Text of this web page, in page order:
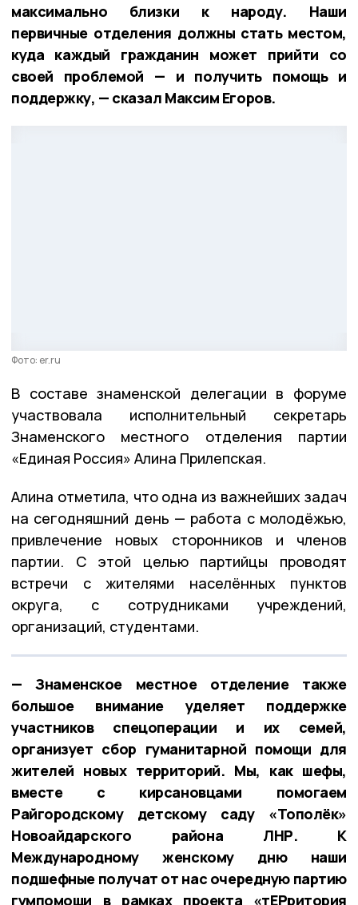
максимально близки к народу. Наши
первичные отделения должны стать местом,
куда каждый гражданин может прийти со
своей проблемой — и получить помощь и
поддержку, — сказал Максим Егоров.
Фото: er.ru
В составе знаменской делегации в форуме
участвовала исполнительный секретарь
Знаменского местного отделения партии
«Единая Россия» Алина Прилепская.
Алина отметила, что одна из важнейших задач
на сегодняшний день — работа с молодёжью,
привлечение новых сторонников и членов
партии. С этой целью партийцы проводят
встречи с жителями населённых пунктов
округа, с сотрудниками учреждений,
организаций, студентами.
— Знаменское местное отделение также
большое внимание уделяет поддержке
участников спецоперации и их семей,
организует сбор гуманитарной помощи для
жителей новых территорий. Мы, как шефы,
вместе с кирсановцами помогаем
Райгородскому детскому саду «Тополёк»
Новоайдарского района ЛНР. К
Международному женскому дню наши
подшефные получат от нас очередную партию
гумпомощи в рамках проекта «тЕРритория